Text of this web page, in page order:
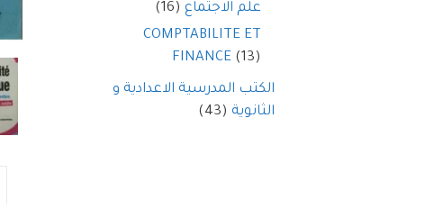
علم الاجتماع (16)
COMPTABILITE ET
FINANCE (13)
الكتب المدرسية الاعدادية و
الثانوية (43)